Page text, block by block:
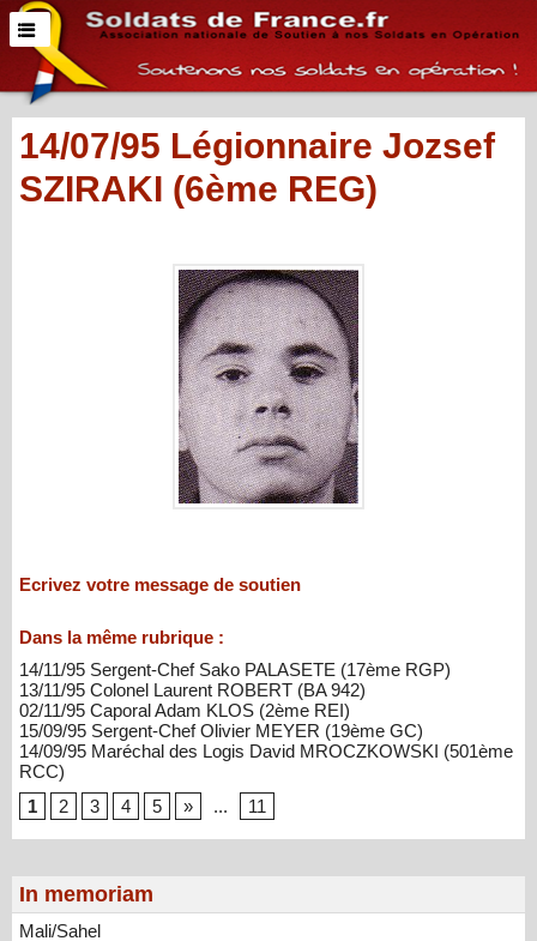
In memoriam
Mali/Sahel
14/07/95 Légionnaire Jozsef
SZIRAKI (6ème REG)
Ecrivez votre message de soutien
Dans la même rubrique :
14/11/95 Sergent-Chef Sako PALASETE (17ème RGP)
13/11/95 Colonel Laurent ROBERT (BA 942)
02/11/95 Caporal Adam KLOS (2ème REI)
15/09/95 Sergent-Chef Olivier MEYER (19ème GC)
14/09/95 Maréchal des Logis David MROCZKOWSKI (501ème
RCC)
1
2 3 4 5 » ... 11